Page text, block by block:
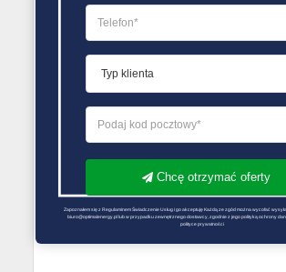
Chcę otrzymać oferty
Zapoznałem się z Regulaminem Świadczenie Usług i go akceptuję Każdą ze zgód można wycofać
biuro@optimalenergy.pl lub w przypadku zewnętrznego dostawcy, zgodnie z jego polityką ochrony
polityce prywatności